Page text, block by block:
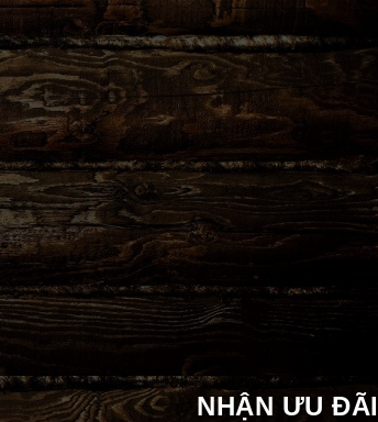
NHẬN ƯU ĐÃI